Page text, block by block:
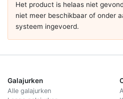
Het product is helaas niet
niet meer beschikbaar of onder
systeem ingevoerd.
Galajurken
Alle galajurken